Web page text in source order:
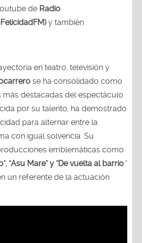
de Radio
y también
en teatro, televisión y
se ha consolidado como
más destacadas del espectáculo
por su talento, ha demostrado
para alternar entre la
con igual solvencia. Su
emblemáticas como
"Asu Mare" y "De vuelta al barrio"
un referente de la actuación